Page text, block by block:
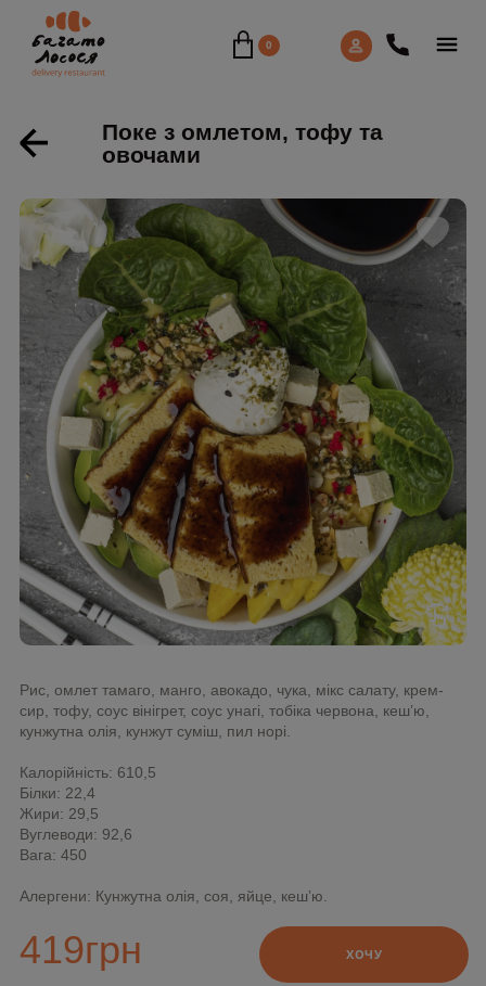
0
Поке з омлетом, тофу та
овочами
swipe
Рис, омлет тамаго, манго, авокадо, чука, мікс салату, крем-
сир, тофу, соус вінігрет, соус унагі, тобіка червона, кешʼю,
кунжутна олія, кунжут суміш, пил норі.
Калорійність: 610,5
Білки: 22,4
Жири: 29,5
Вуглеводи: 92,6
Вага: 450
Алергени: Кунжутна олія, соя, яйце, кешʼю.
419грн ХОЧУ